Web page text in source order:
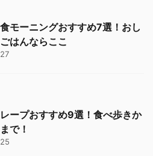
モーニングおすすめ7選！おし
はんならここ
ープおすすめ9選！食べ歩きか
で！